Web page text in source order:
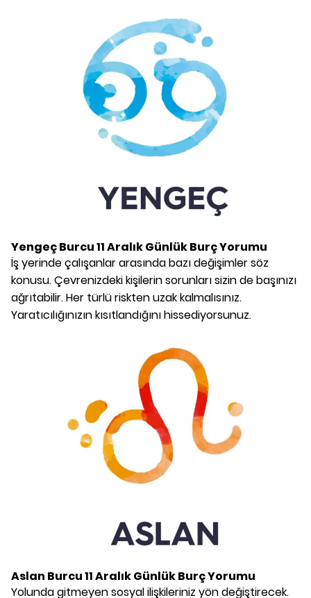
Yengeç Burcu11 AralıkGünlük Burç Yorumu
İş yerinde çalışanlar arasında bazı değişimler söz
konusu. Çevrenizdeki kişilerin sorunları sizin de başınızı
ağrıtabilir. Her türlü riskten uzak kalmalısınız.
Yaratıcılığınızın kısıtlandığını hissediyorsunuz.
Aslan Burcu11 AralıkGünlük Burç Yorumu
Yolunda gitmeyen sosyal ilişkileriniz yön değiştirecek.